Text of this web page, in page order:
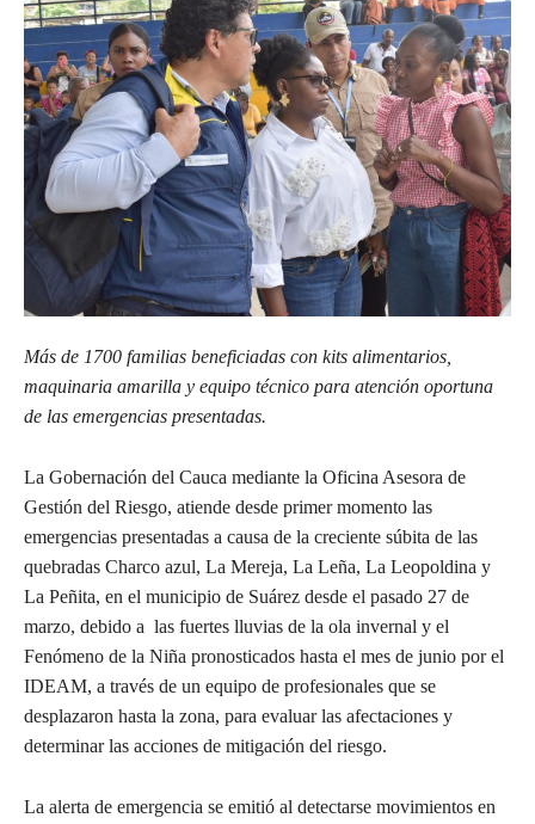
Más de 1700 familias beneficiadas con kits alimentarios,
maquinaria amarilla y equipo técnico para atención oportuna
de las emergencias presentadas.
La Gobernación del Cauca mediante la Oficina Asesora de
Gestión del Riesgo, atiende desde primer momento las
emergencias presentadas a causa de la creciente súbita de las
quebradas Charco azul, La Mereja, La Leña, La Leopoldina y
La Peñita, en el municipio de Suárez desde el pasado 27 de
marzo, debido a las fuertes lluvias de la ola invernal y el
Fenómeno de la Niña pronosticados hasta el mes de junio por el
IDEAM, a través de un equipo de profesionales que se
desplazaron hasta la zona, para evaluar las afectaciones y
determinar las acciones de mitigación del riesgo.
La alerta de emergencia se emitió al detectarse movimientos en